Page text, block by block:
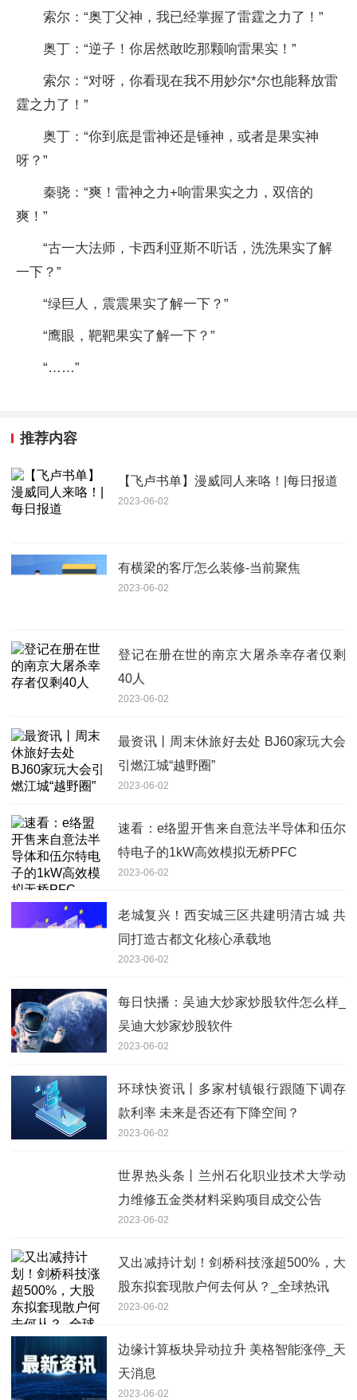
索尔：“奥丁父神，我已经掌握了雷霆之力了！”
奥丁：“逆子！你居然敢吃那颗响雷果实！”
索尔：“对呀，你看现在我不用妙尔*尔也能释放雷
霆之力了！”
奥丁：“你到底是雷神还是锤神，或者是果实神
呀？”
秦骁：“爽！雷神之力+响雷果实之力，双倍的
爽！”
“古一大法师，卡西利亚斯不听话，洗洗果实了解
一下？”
“绿巨人，震震果实了解一下？”
“鹰眼，靶靶果实了解一下？”
“……”
推荐内容
​【飞卢书单】漫威同人来咯！|每日报道
2023-06-02
有横梁的客厅怎么装修-当前聚焦
2023-06-02
登记在册在世的南京大屠杀幸存者仅剩
40人
2023-06-02
最资讯丨周末休旅好去处 BJ60家玩大会
引燃江城“越野圈”
2023-06-02
速看：e络盟开售来自意法半导体和伍尔
特电子的1kW高效模拟无桥PFC
2023-06-02
老城复兴！西安城三区共建明清古城 共
同打造古都文化核心承载地
2023-06-02
每日快播：吴迪大炒家炒股软件怎么样_
吴迪大炒家炒股软件
2023-06-02
环球快资讯丨多家村镇银行跟随下调存
款利率 未来是否还有下降空间？
2023-06-02
世界热头条丨兰州石化职业技术大学动
力维修五金类材料采购项目成交公告
2023-06-02
又出减持计划！剑桥科技涨超500%，大
股东拟套现散户何去何从？_全球热讯
2023-06-02
边缘计算板块异动拉升 美格智能涨停_天
天消息
2023-06-02